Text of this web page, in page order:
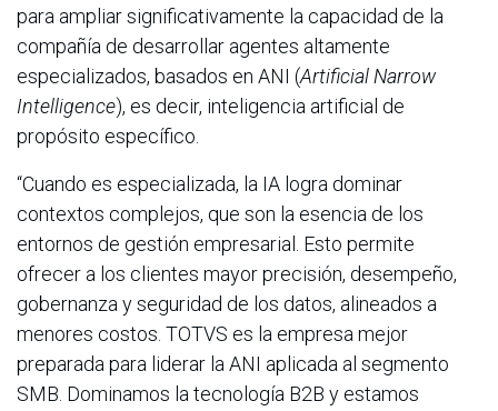
para ampliar significativamente la capacidad de la
compañía de desarrollar agentes altamente
especializados, basados en ANI (Artificial Narrow
Intelligence), es decir, inteligencia artificial de
propósito específico.
“Cuando es especializada, la IA logra dominar
contextos complejos, que son la esencia de los
entornos de gestión empresarial. Esto permite
ofrecer a los clientes mayor precisión, desempeño,
gobernanza y seguridad de los datos, alineados a
menores costos. TOTVS es la empresa mejor
preparada para liderar la ANI aplicada al segmento
SMB. Dominamos la tecnología B2B y estamos